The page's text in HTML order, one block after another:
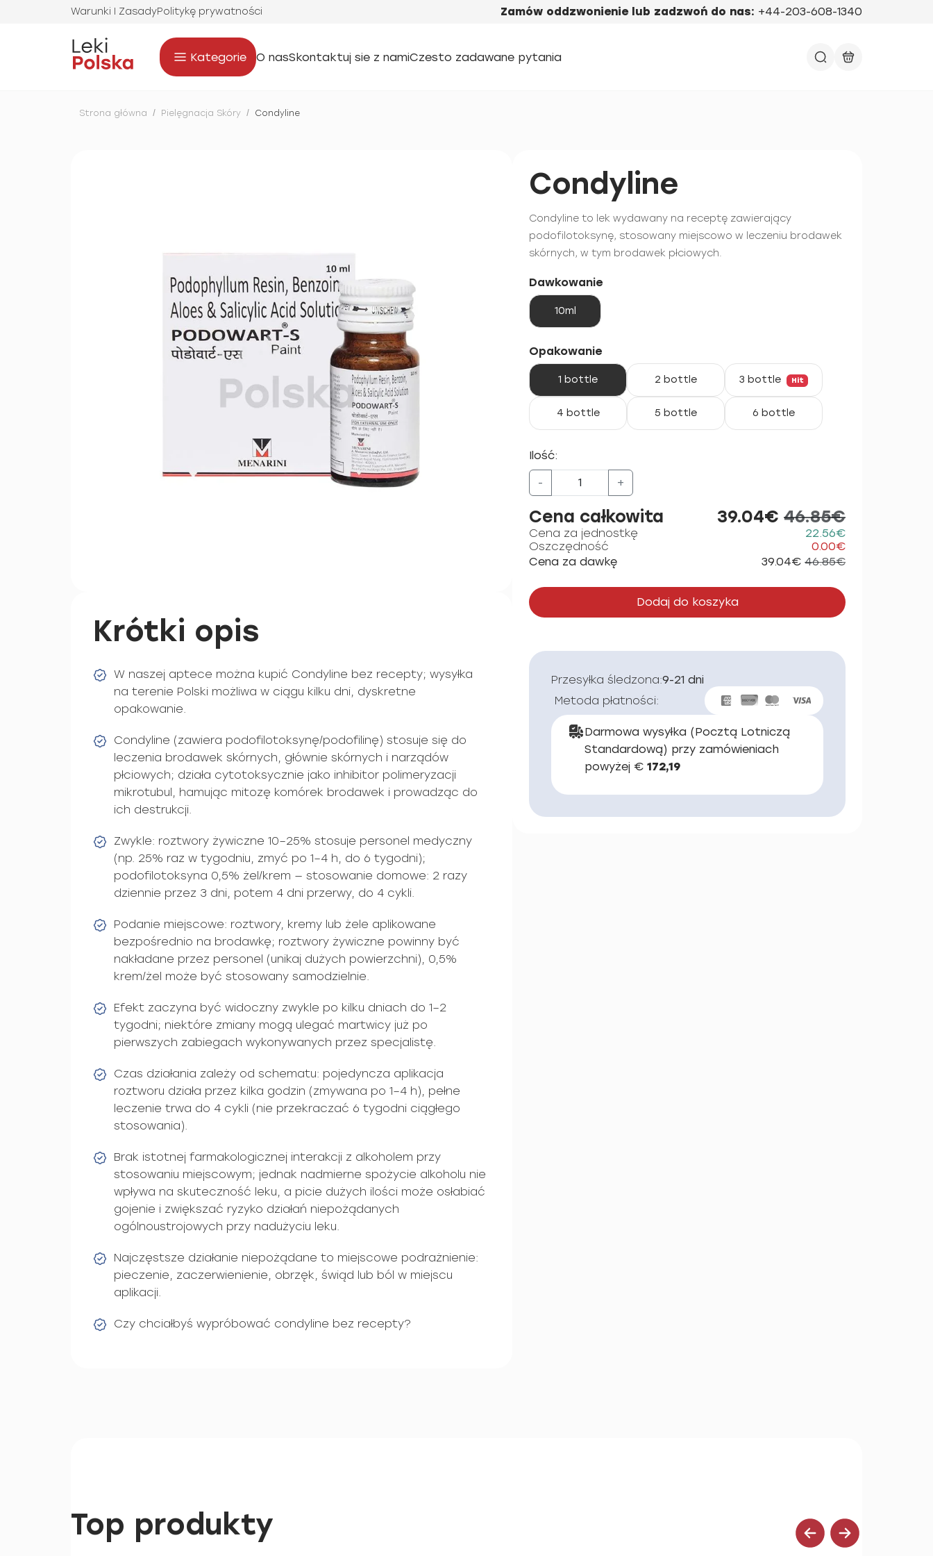
Warunki I ZasadyPolitykę prywatności Zamów oddzwonienie lub zadzwoń do nas: +44-203-608-1340
Kategorie O nasSkontaktuj sie z namiCzesto zadawane pytania
Strona główna / Pielęgnacja Skóry / Condyline
Krótki opis
W naszej aptece można kupić Condyline bez recepty; wysyłka
na terenie Polski możliwa w ciągu kilku dni, dyskretne
opakowanie.
Condyline (zawiera podofilotoksynę/podofilinę) stosuje się do
leczenia brodawek skórnych, głównie skórnych i narządów
płciowych; działa cytotoksycznie jako inhibitor polimeryzacji
mikrotubul, hamując mito­zę komórek brodawek i prowadząc do
ich destrukcji.
Zwykle: roztwory żywiczne 10–25% stosuje personel medyczny
(np. 25% raz w tygodniu, zmyć po 1–4 h, do 6 tygodni);
podofilotoksyna 0,5% żel/krem — stosowanie domowe: 2 razy
dziennie przez 3 dni, potem 4 dni przerwy, do 4 cykli.
Podanie miejscowe: roztwory, kremy lub żele aplikowane
bezpośrednio na brodawkę; roztwory żywiczne powinny być
nakładane przez personel (unikaj dużych powierzchni), 0,5%
krem/żel może być stosowany samodzielnie.
Efekt zaczyna być widoczny zwykle po kilku dniach do 1–2
tygodni; niektóre zmiany mogą ulegać martwicy już po
pierwszych zabiegach wykonywanych przez specjalistę.
Czas działania zależy od schematu: pojedyncza aplikacja
roztworu działa przez kilka godzin (zmywana po 1–4 h), pełne
leczenie trwa do 4 cykli (nie przekraczać 6 tygodni ciągłego
stosowania).
Brak istotnej farmakologicznej interakcji z alkoholem przy
stosowaniu miejscowym; jednak nadmierne spożycie alkoholu nie
wpływa na skuteczność leku, a picie dużych ilości może osłabiać
gojenie i zwiększać ryzyko działań niepożądanych
ogólnoustrojowych przy nadużyciu leku.
Najczęstsze działanie niepożądane to miejscowe podrażnienie:
pieczenie, zaczerwienienie, obrzęk, świąd lub ból w miejscu
aplikacji.
Czy chciałbyś wypróbować condyline bez recepty?
Condyline
Condyline to lek wydawany na receptę zawierający
podofilotoksynę, stosowany miejscowo w leczeniu brodawek
skórnych, w tym brodawek płciowych.
Dawkowanie
10ml
Opakowanie
1 bottle 2 bottle 3 bottle Hit
4 bottle 5 bottle 6 bottle
Ilość:
- +
Cena całkowita 39.04€ 46.85€
Cena za jednostkę
22.56€
Oszczędność
0.00€
Cena za dawkę
39.04€ 46.85€
Dodaj do koszyka
Przesyłka śledzona:9-21 dni
Metoda płatności:
Darmowa wysyłka (Pocztą Lotniczą
Standardową) przy zamówieniach
powyżej € 172,19
Top produkty